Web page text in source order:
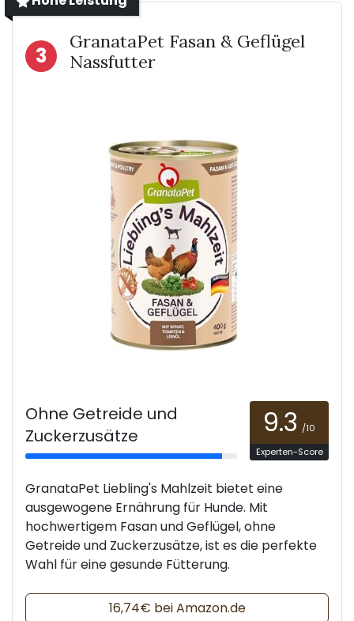
3
GranataPet Fasan & Geflügel
Nassfutter
Ohne Getreide und
Zuckerzusätze
9.3 /10
Experten-Score
GranataPet Liebling's Mahlzeit bietet eine
ausgewogene Ernährung für Hunde. Mit
hochwertigem Fasan und Geflügel, ohne
Getreide und Zuckerzusätze, ist es die perfekte
Wahl für eine gesunde Fütterung.
16,74€ bei Amazon.de